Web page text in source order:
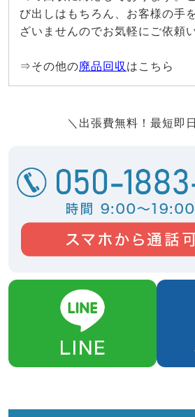
び出しはもちろん、お客様の手
ざいませんのでお気軽にご依頼
⇒その他の廃品回収 はこちら
＼出張費無料！最短即